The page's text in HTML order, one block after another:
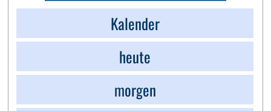
Kalender
heute
morgen